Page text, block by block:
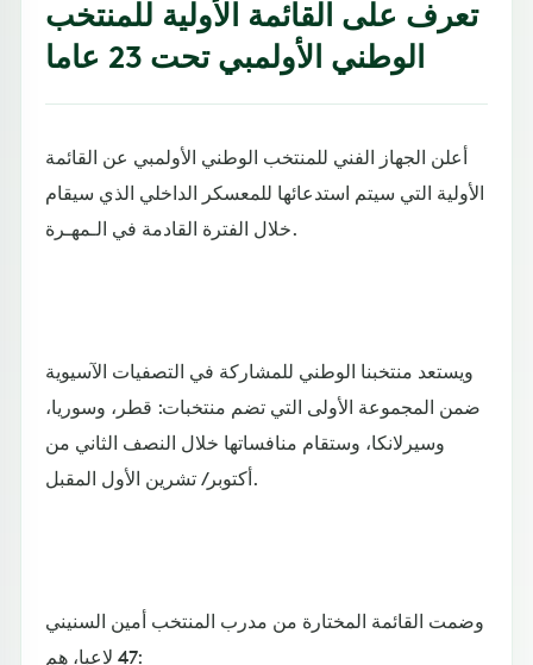
تعرف على القائمة الأولية للمنتخب
الوطني الأولمبي تحت 23 عاما
أعلن الجهاز الفني للمنتخب الوطني الأولمبي عن القائمة
الأولية التي سيتم استدعائها للمعسكر الداخلي الذي سيقام
خلال الفترة القادمة في الـمهـرة.
ويستعد منتخبنا الوطني للمشاركة في التصفيات الآسيوية
ضمن المجموعة الأولى التي تضم منتخبات: قطر، وسوريا،
وسيرلانكا، وستقام منافساتها خلال النصف الثاني من
أكتوبر/ تشرين الأول المقبل.
وضمت القائمة المختارة من مدرب المنتخب أمين السنيني
47 لاعبا، هم: